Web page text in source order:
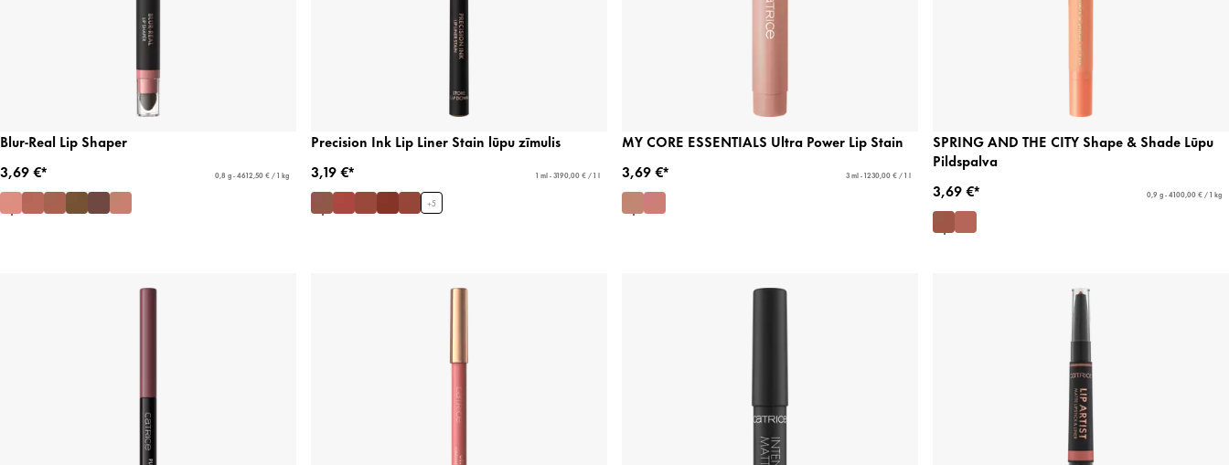
Blur-Real Lip Shaper
3,69 €*
0,8 g - 4612,50 € / 1 kg
Precision Ink Lip Liner Stain lūpu zīmulis
3,19 €*
1 ml - 3190,00 € / 1 l
+5
MY CORE ESSENTIALS Ultra Power Lip Stain
3,69 €*
3 ml - 1230,00 € / 1 l
SPRING AND THE CITY Shape & Shade Lūpu
Pildspalva
3,69 €*
0,9 g - 4100,00 € / 1 kg